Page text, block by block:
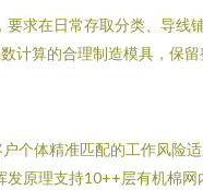
，要求在日常存取分类、导线
算的合理制造模具，保
体精准匹配的工作风险
原理支持10++层有机棉